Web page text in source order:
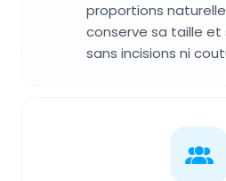
proportions
conserve sa taille
sans incisions ni